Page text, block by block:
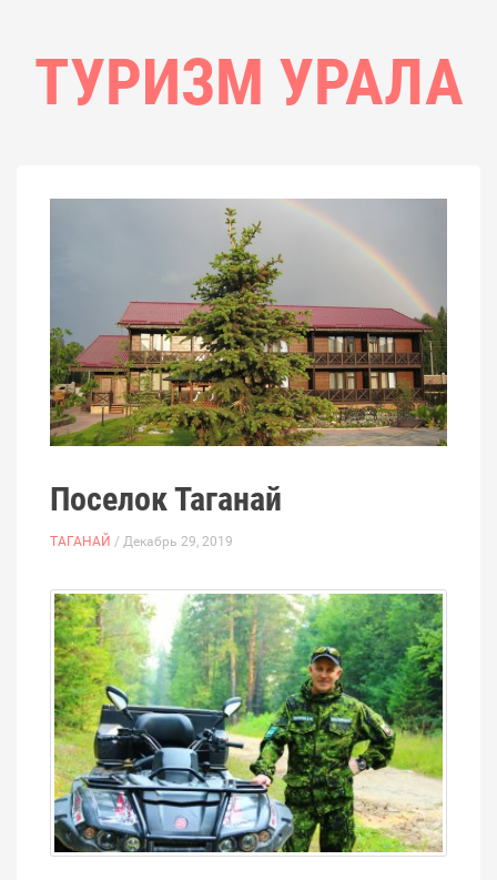
ТУРИЗМ УРАЛА
Поселок Таганай
ТАГАНАЙ / Декабрь 29, 2019